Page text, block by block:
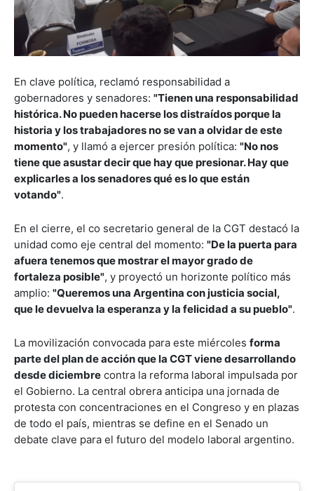
En clave política, reclamó responsabilidad a
gobernadores y senadores: "Tienen una responsabilidad
histórica. No pueden hacerse los distraídos porque la
historia y los trabajadores no se van a olvidar de este
momento", y llamó a ejercer presión política: "No nos
tiene que asustar decir que hay que presionar. Hay que
explicarles a los senadores qué es lo que están
votando".
En el cierre, el co secretario general de la CGT destacó la
unidad como eje central del momento: "De la puerta para
afuera tenemos que mostrar el mayor grado de
fortaleza posible", y proyectó un horizonte político más
amplio: "Queremos una Argentina con justicia social,
que le devuelva la esperanza y la felicidad a su pueblo".
La movilización convocada para este miércoles forma
parte del plan de acción que la CGT viene desarrollando
desde diciembre contra la reforma laboral impulsada por
el Gobierno. La central obrera anticipa una jornada de
protesta con concentraciones en el Congreso y en plazas
de todo el país, mientras se define en el Senado un
debate clave para el futuro del modelo laboral argentino.